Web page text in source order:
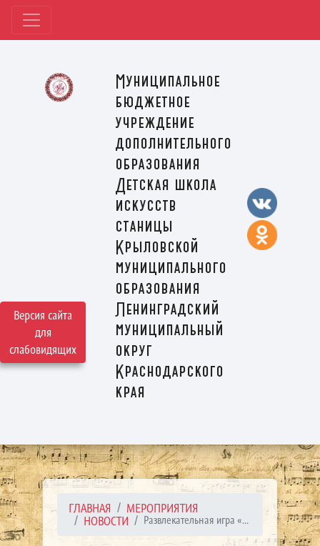
Версия сайта
для
слабовидящих
Муниципальное
бюджетное
учреждение
дополнительного
образования
Детская школа
искусств
станицы
Крыловской
муниципального
образования
Ленинградский
муниципальный
округ
Краснодарского
края
ГЛАВНАЯ
МЕРОПРИЯТИЯ
НОВОСТИ
Развлекательная игра «...